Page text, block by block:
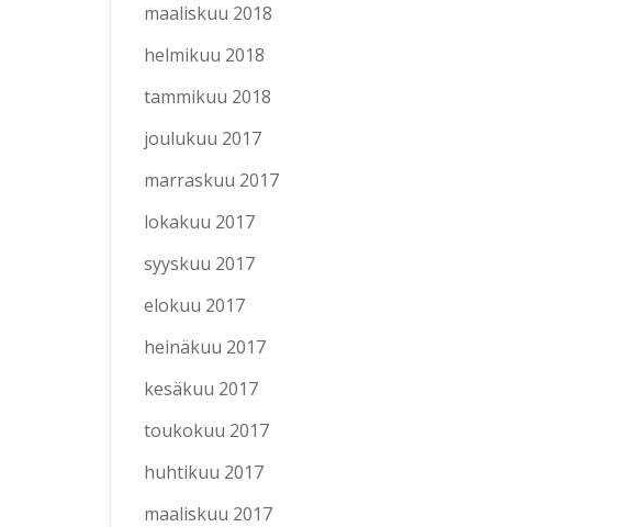
maaliskuu 2018
helmikuu 2018
tammikuu 2018
joulukuu 2017
marraskuu 2017
lokakuu 2017
syyskuu 2017
elokuu 2017
heinäkuu 2017
kesäkuu 2017
toukokuu 2017
huhtikuu 2017
maaliskuu 2017